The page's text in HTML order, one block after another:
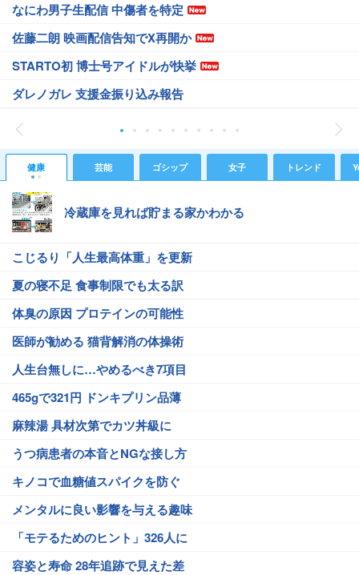
なにわ男子生配信 中傷者を特定
佐藤二朗 映画配信告知でX再開か
STARTO初 博士号アイドルが快挙
ダレノガレ 支援金振り込み報告
健康 芸能 ゴシップ 女子 トレンド
冷蔵庫を見れば貯まる家かわかる
こじるり「人生最高体重」を更新
夏の寝不足 食事制限でも太る訳
体臭の原因 プロテインの可能性
医師が勧める 猫背解消の体操術
人生台無しに…やめるべき7項目
465gで321円 ドンキプリン品薄
麻辣湯 具材次第でカツ丼級に
うつ病患者の本音とNGな接し方
キノコで血糖値スパイクを防ぐ
メンタルに良い影響を与える趣味
「モテるためのヒント」326人に
容姿と寿命 28年追跡で見えた差